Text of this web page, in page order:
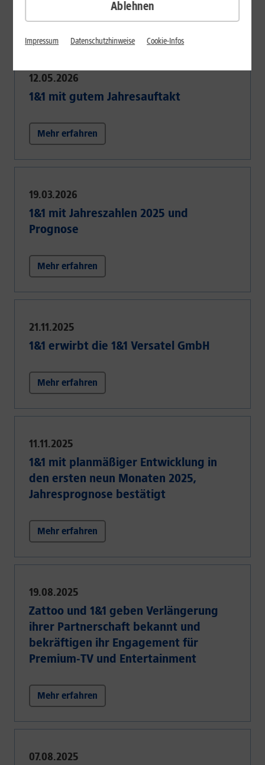
12.05.2026
1&1 mit gutem Jahresauftakt
Mehr erfahren
19.03.2026
1&1 mit Jahreszahlen 2025 und
Prognose
Mehr erfahren
21.11.2025
1&1 erwirbt die 1&1 Versatel GmbH
Mehr erfahren
11.11.2025
1&1 mit planmäßiger Entwicklung in
den ersten neun Monaten 2025,
Jahresprognose bestätigt
Mehr erfahren
19.08.2025
Zattoo und 1&1 geben Verlängerung
ihrer Partnerschaft bekannt und
bekräftigen ihr Engagement für
Premium-TV und Entertainment
Mehr erfahren
07.08.2025
Ablehnen
Impressum Datenschutzhinweise Cookie-Infos